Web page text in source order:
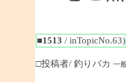
■1513 / inTopicNo.63)
□投稿者/ 釣りバカ 一